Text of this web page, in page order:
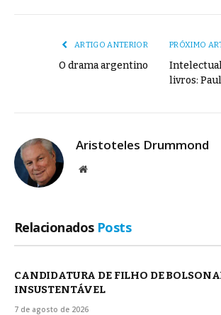
ARTIGO ANTERIOR
O drama argentino
PRÓXIMO
livros:
Aristoteles Drummond
Site
Relacionados Posts
CANDIDATURA DE FILHO DE
INSUSTENTÁVEL
7 de agosto de 2026